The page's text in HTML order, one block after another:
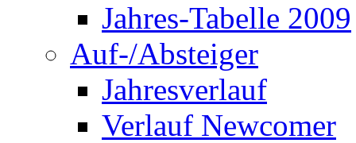
Jahres-Tabelle 2009
Auf-/Absteiger
Jahresverlauf
Verlauf Newcomer